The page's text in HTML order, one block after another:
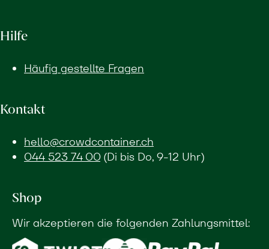
Hilfe
Häufig gestellte Fragen
Kontakt
hello@crowdcontainer.ch
044 523 74 00(Di bis Do, 9-12 Uhr)
Shop
Wir akzeptieren die folgenden Zahlungsmittel: